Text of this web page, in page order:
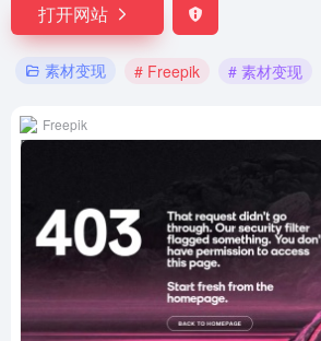
打开网站
素材变现 # Freepik # 素材变现
Freepik